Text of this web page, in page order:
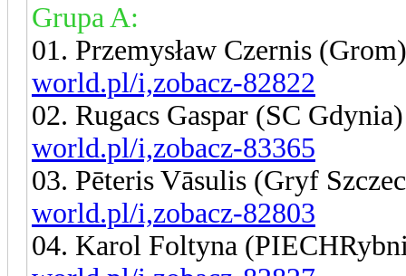
Grupa A:
01. Przemysław Czernis
world.pl/i,zobacz-82822
02. Rugacs Gaspar (SC
world.pl/i,zobacz-83365
03. Pēteris Vāsulis (Gryf
world.pl/i,zobacz-82803
04. Karol Foltyna